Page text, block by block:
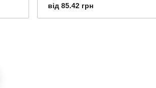
від 85.42 грн